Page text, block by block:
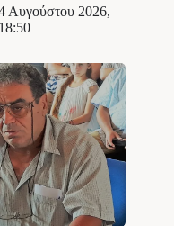
Αυγούστου 2026,
18:50